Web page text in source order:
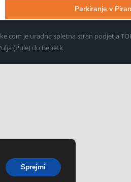
Parkiranje v
je uradna spletna stran podjetja
(Pule) do Benetk
Sprejmi